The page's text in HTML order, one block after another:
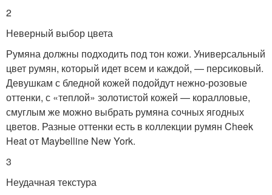
2
Неверный выбор цвета
Румяна должны подходить под тон кожи. Универсальный
цвет румян, который идет всем и каждой, — персиковый.
Девушкам с бледной кожей подойдут нежно-розовые
оттенки, с «теплой» золотистой кожей — коралловые,
смуглым же можно выбрать румяна сочных ягодных
цветов. Разные оттенки есть в коллекции румян Cheek
Heat от Maybelline New York.
3
Неудачная текстура